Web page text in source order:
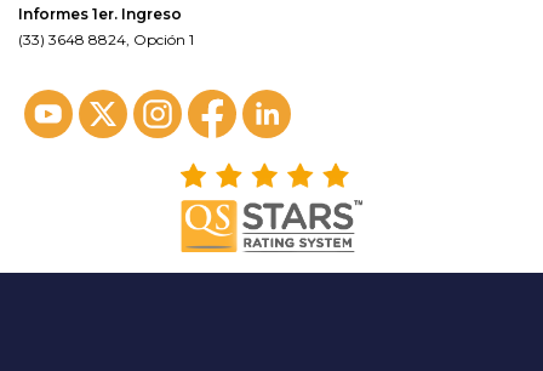
Informes 1er. Ingreso
(33) 3648 8824, Opción 1